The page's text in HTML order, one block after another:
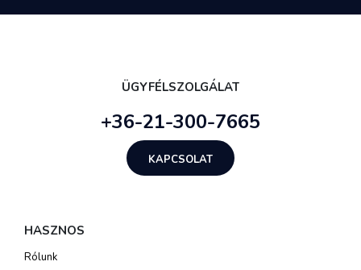
ÜGYFÉLSZOLGÁLAT
+36-21-300-7665
KAPCSOLAT
HASZNOS
Rólunk